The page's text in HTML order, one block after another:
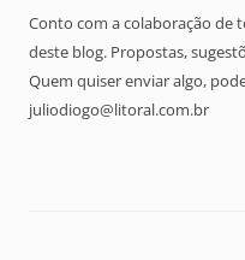
Conto com a colaboração de
deste blog. Propostas,
Quem quiser enviar algo,
juliodiogo@litoral.com.br